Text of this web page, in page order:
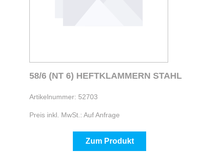
58/6 (NT 6) HEFTKLAMMERN STAHL
Artikelnummer: 52703
Preis inkl. MwSt.: Auf Anfrage
Zum Produkt